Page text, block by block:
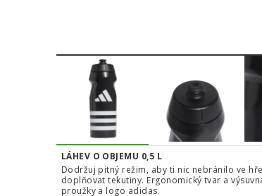
LÁHEV O OBJEMU 0,5 L
Dodržuj pitný režim, aby ti nic nebránilo ve
doplňovat tekutiny. Ergonomický tvar a
proužky a logo adidas.